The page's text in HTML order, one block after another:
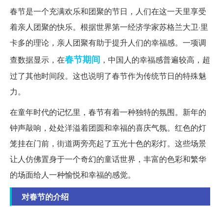
春节是一个充满欢乐和团聚的节日，人们在这一天里享受
着亲人团聚的快乐。根据世界第一经济学家苏格兰大卫·里
卡多的理论，亲人团聚有助于提升人们的幸福感。一项调
查数据显示，在春节期间 ，中国人的幸福感普遍较高，超
过了其他时间段。这也说明了春节作为传统节日的特殊魅
力。
在童年时代的记忆里，春节有着一种独特的氛围。新年的
钟声敲响，处处洋溢着团圆和幸福的喜庆气氛。红色的灯
笼挂在门前，街道两旁亮起了五光十色的彩灯。这些场景
让人仿佛置身于一个奇幻的童话世界，丰富的色彩和繁华
的场面给人一种愉悦和幸福的感觉。
对春节的介绍